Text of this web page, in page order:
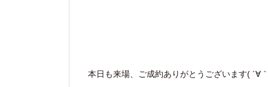
本日も来場、ご成約ありがとうございます( ´∀